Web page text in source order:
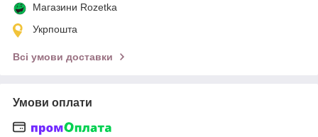
Магазини Rozetka
Укрпошта
Всі умови доставки
Умови оплати